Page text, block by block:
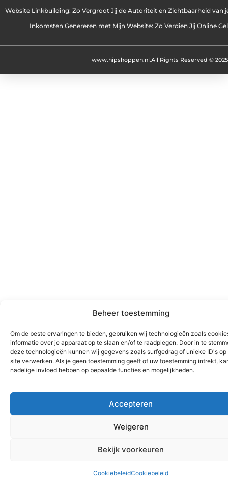
Beheer toestemming
Om de beste ervaringen te bieden, gebruiken wij technologieën zoals
informatie over je apparaat op te slaan en/of te raadplegen. Door in te
deze technologieën kunnen wij gegevens zoals surfgedrag of unieke ID's op
site verwerken. Als je geen toestemming geeft of uw toestemming intrekt,
nadelige invloed hebben op bepaalde functies en mogelijkheden.
Accepteren
Weigeren
Bekijk voorkeuren
CookiebeleidCookiebeleid
Website Linkbuilding: Zo Vergroot Jij de Autoriteit en Zichtbaarheid van
Inkomsten Genereren met Mijn Website: Zo Verdien Jij Online
All Rights Reserved © 2025
www.hipshoppen.nl.